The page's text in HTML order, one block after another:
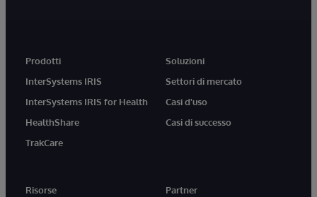
Prodotti
InterSystems IRIS
InterSystems IRIS for Health
HealthShare
TrakCare
Soluzioni
Settori di mercato
Casi d'uso
Casi di successo
Risorse
Partner